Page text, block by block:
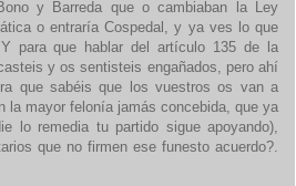
y Barreda que o cambiaban la Ley
o entraría Cospedal, y ya ves lo que
para que hablar del artículo 135 de la
y os sentisteis engañados, pero ahí
que sabéis que los vuestros os van a
la mayor felonía jamás concebida, que ya
lo remedia tu partido sigue apoyando),
que no firmen ese funesto acuerdo?.